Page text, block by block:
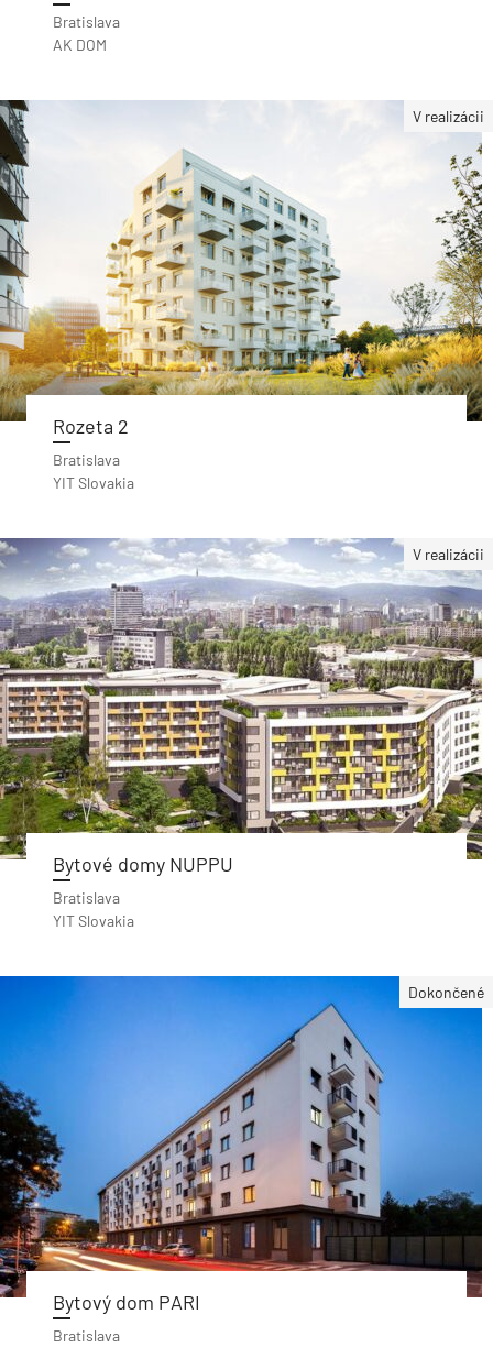
Bratislava
AK DOM
V realizácii
Rozeta 2
Bratislava
YIT Slovakia
V realizácii
Bytové domy NUPPU
Bratislava
YIT Slovakia
Dokončené
Bytový dom PARI
Bratislava